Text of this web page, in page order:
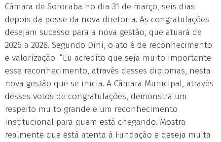
Câmara de Sorocaba no dia 31 de março, seis dias
depois da posse da nova diretoria. As congratulações
desejam sucesso para a nova gestão, que atuará de
2026 a 2028. Segundo Dini, o ato é de reconhecimento
e valorização. “Eu acredito que seja muito importante
esse reconhecimento, através desses diplomas, nesta
nova gestão que se inicia. A Câmara Municipal, através
desses votos de congratulações, demonstra um
respeito muito grande e um reconhecimento
institucional para quem está chegando. Mostra
realmente que está atenta à Fundação e deseja muita